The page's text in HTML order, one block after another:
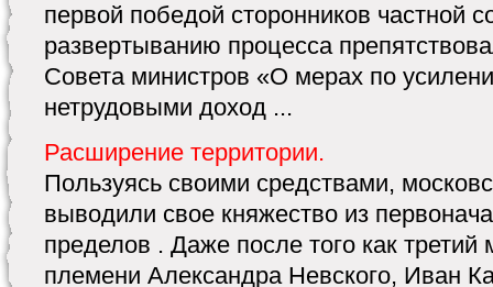
первой победой сторонников частной
развертыванию процесса
Совета министров «О мерах по
нетрудовыми доход ...
Расширение территории.
Пользуясь своими средствами,
выводили свое княжество из
пределов . Даже после того как третий
племени Александра Невского, Иван